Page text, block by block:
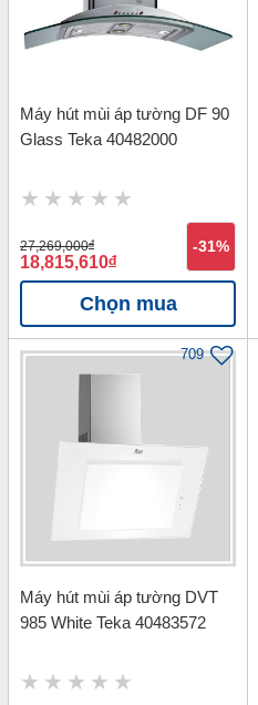
Máy hút mùi áp tường DF 90
Glass Teka 40482000
27,269,000đ
18,815,610đ
-31%
Chọn mua
709
Máy hút mùi áp tường DVT
985 White Teka 40483572